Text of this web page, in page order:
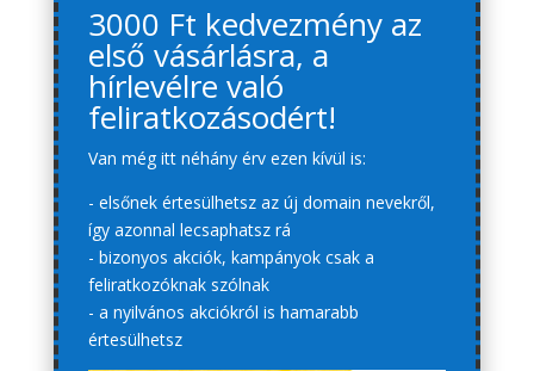
3000 Ft kedvezmény az
első vásárlásra, a
hírlevélre való
feliratkozásodért!
Van még itt néhány érv ezen kívül is:
- elsőnek értesülhetsz az új domain nevekről,
így azonnal lecsaphatsz rá
- bizonyos akciók, kampányok csak a
feliratkozóknak szólnak
- a nyilvános akciókról is hamarabb
értesülhetsz